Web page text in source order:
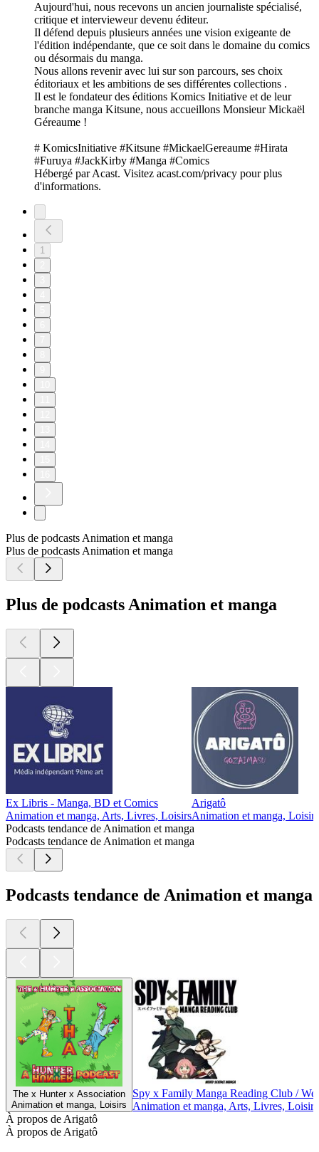
Aujourd'hui, nous recevons un ancien journaliste spécialisé,
critique et intervieweur devenu éditeur.
Il défend depuis plusieurs années une vision exigeante de
l'édition indépendante, que ce soit dans le domaine du comics
ou désormais du manga.
Nous allons revenir avec lui sur son parcours, ses choix
éditoriaux et les ambitions de ses différentes collections .
Il est le fondateur des éditions Komics Initiative et de leur
branche manga Kitsune, nous accueillons Monsieur Mickaël
Géreaume !
# KomicsInitiative #Kitsune #MickaelGereaume #Hirata
#Furuya #JackKirby #Manga #Comics
Hébergé par Acast. Visitez acast.com/privacy pour plus
d'informations.
1
Plus de podcasts Animation et manga
Plus de podcasts Animation et manga
Plus de podcasts Animation et manga
Ex Libris - Manga, BD et Comics
Animation et manga, Arts, Livres, Loisirs
Arigatô
Animation et manga, Loisirs
Podcasts tendance de Animation et manga
Podcasts tendance de Animation et manga
Podcasts tendance de Animation et manga
The x Hunter x Association
Animation et manga, Loisirs
Spy x Family Manga Reading Club /
Animation et manga, Arts, Livres, Loisirs
À propos de Arigatô
À propos de Arigatô